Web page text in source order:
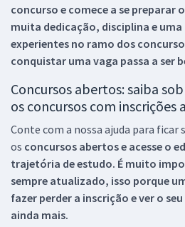
concurso e comece a se preparar
muita dedicação, disciplina e
experientes no ramo dos
conquistar uma vaga passa a ser
Concursos abertos: saiba
os concursos com inscrições
Conte com a nossa ajuda para ficar
os concursos abertos e acesse o
trajetória de estudo. É muito
sempre atualizado, isso porque
fazer perder a inscrição e ver o
ainda mais.